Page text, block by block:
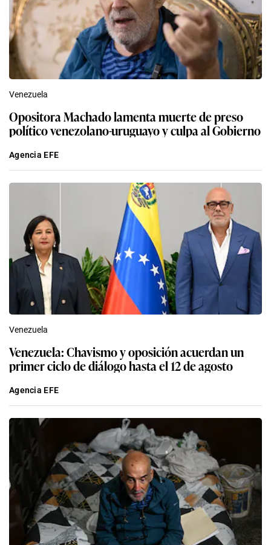
Venezuela
Opositora Machado lamenta muerte de preso
político venezolano-uruguayo y culpa al Gobierno
Agencia EFE
Venezuela
Venezuela: Chavismo y oposición acuerdan un
primer ciclo de diálogo hasta el 12 de agosto
Agencia EFE